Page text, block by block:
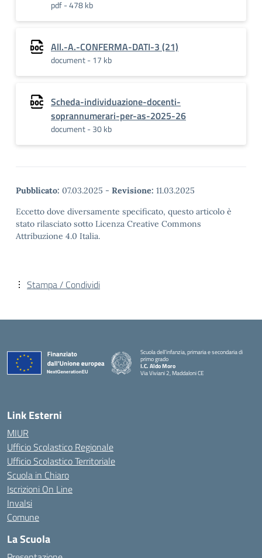
pdf - 478 kb
All.-A.-CONFERMA-DATI-3 (21)
document - 17 kb
Scheda-individuazione-docenti-
soprannumerari-per-as-2025-26
document - 30 kb
Pubblicato: 07.03.2025 - Revisione: 11.03.2025
Eccetto dove diversamente specificato, questo articolo è
stato rilasciato sotto Licenza Creative Commons
Attribuzione 4.0 Italia.
Stampa / Condividi
Scuola dell’infanzia, primaria e secondaria di
primo grado
I.C. Aldo Moro
Via Viviani 2, Maddaloni CE
Link Esterni
MIUR
Ufficio Scolastico Regionale
Ufficio Scolastico Territoriale
Scuola in Chiaro
Iscrizioni On Line
Invalsi
Comune
La Scuola